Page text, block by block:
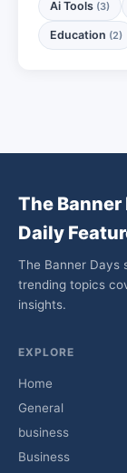
Ai Tools (3)
Education (2)
The
Daily
The Banner Days
trending topics
insights.
EXPLORE
Home
General
business
Business